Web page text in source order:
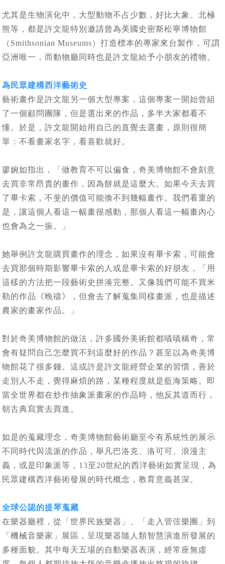
尤其是生物演化中，大型動物不占少數，好比大象、北極
熊等，都是許文龍特別邀請曾為美國史密斯松寧博物館
（Smithsonian Museums）打造標本的專家來台製作，可謂
亞洲唯一，而動物廳同時也是許文龍給予小朋友的禮物。
為民眾建構西洋藝術史
藝術畫作是許文龍另一個大型專案，這個專案一開始曾組
了一個顧問團隊，但是選出來的作品，多半大家都看不
懂。於是，許文龍開始用自己的直覺去選畫，原則很簡
單：不看畫家名字，看喜歡就好。
廖婉如指出，「做教育不可以偏食，奇美博物館不會刻意
去買非常昂貴的畫作，因為餅就是這麼大。如果今天去買
了畢卡索，不斐的價值可能換不到幾幅畫作。我們看重的
是，讓這個人看這一幅畫很感動，那個人看這一幅畫內心
也會為之一振。」
她舉例許文龍購買畫作的理念，如果沒有畢卡索，可能會
去買那個時期影響畢卡索的人或是畢卡索的好朋友，「用
這樣的方法把一段藝術史拼湊完整。又像我們可能不買米
勒的作品《晚禱》，但會去了解蒐集同樣畫派，也是描述
農家的畫家作品。」
對於奇美博物館的做法，許多國外美術館都嘖嘖稱奇，常
會有疑問自己怎麼買不到這麼好的作品？甚至以為奇美博
物館花了很多錢。這或許是許文龍經營企業的習慣，善於
走別人不走，覺得麻煩的路，某種程度就是藍海策略。即
當全世界都在炒作抽象派畫家的作品時，他反其道而行，
朝古典寫實去買進。
如是的蒐藏理念，奇美博物館藝術廳至今有系統性的展示
不同時代與流派的作品，舉凡巴洛克、洛可可、浪漫主
義，或是印象派等，13至20世紀的西洋藝術如實呈現，為
民眾建構西洋藝術發展的時代概念，教育意義甚深。
全球公認的提琴蒐藏
在樂器廳裡，從「世界民族樂器」、「走入管弦樂團」到
「機械音樂家」展區，呈現樂器隨人類智慧演進所發展的
多種面貌。其中每天五場的自動樂器表演，經常座無虛